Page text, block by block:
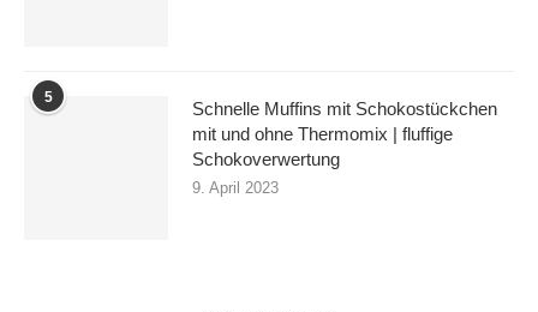
5
Schnelle Muffins mit Schokostückchen
mit und ohne Thermomix | fluffige
Schokoverwertung
9. April 2023